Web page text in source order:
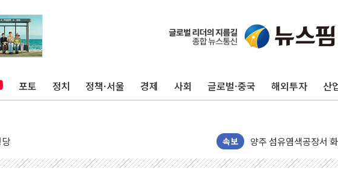
포토 정치 정책·서울 경제 사회 글로벌·중국 해외투자 산
당 속보
[베트남 증시] 지수 하
'월가의 황제' 다이먼 "
김정관 산업부 장관 "주
해군 1함대 창설 80주